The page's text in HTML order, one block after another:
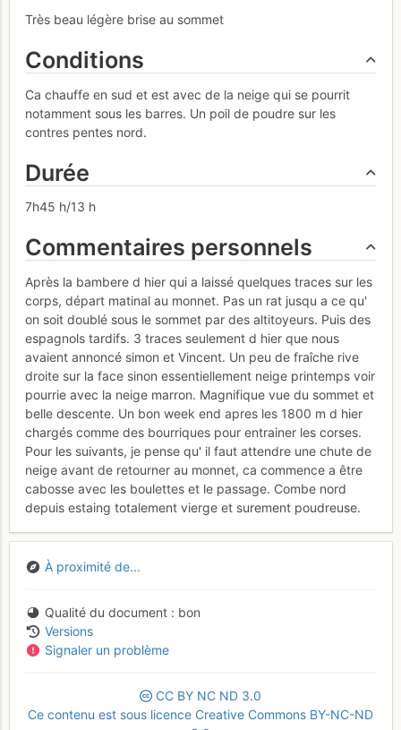
Très beau légère brise au sommet
Conditions
Ca chauffe en sud et est avec de la neige qui se pourrit
notamment sous les barres. Un poil de poudre sur les
contres pentes nord.
Durée
7h45 h/13 h
Commentaires personnels
Après la bambere d hier qui a laissé quelques traces sur les
corps, départ matinal au monnet. Pas un rat jusqu a ce qu'
on soit doublé sous le sommet par des altitoyeurs. Puis des
espagnols tardifs. 3 traces seulement d hier que nous
avaient annoncé simon et Vincent. Un peu de fraîche rive
droite sur la face sinon essentiellement neige printemps voir
pourrie avec la neige marron. Magnifique vue du sommet et
belle descente. Un bon week end apres les 1800 m d hier
chargés comme des bourriques pour entrainer les corses.
Pour les suivants, je pense qu' il faut attendre une chute de
neige avant de retourner au monnet, ca commence a être
cabosse avec les boulettes et le passage. Combe nord
depuis estaing totalement vierge et surement poudreuse.
À proximité de...
Qualité du document
bon
Versions
Signaler un problème
CC BY NC ND 3.0
Ce contenu est sous licence Creative Commons BY-NC-ND